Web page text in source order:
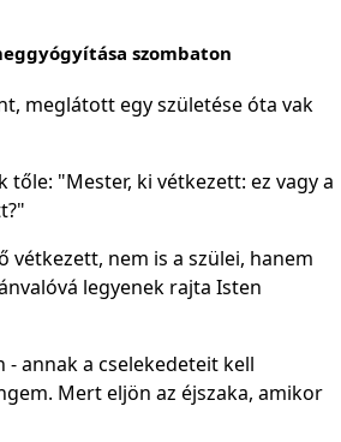
szombaton
meglátott egy születése óta vak
tőle: "Mester, ki vétkezett: ez vagy a
vétkezett, nem is a szülei, hanem
legyenek rajta Isten
- annak a cselekedeteit kell
Mert eljön az éjszaka, amikor